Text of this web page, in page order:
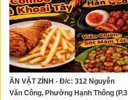
ĂN VẶT ZÍNH - Đ/c: 312 Nguyễn
Văn Công, Phường Hạnh Thông (P.3